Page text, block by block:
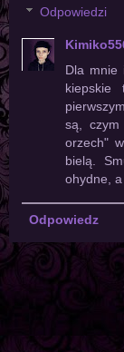
Odpowiedzi
Dla mnie
kiepskie
są, czym
orzech"
bielą.
ohydne, a
Odpowiedz